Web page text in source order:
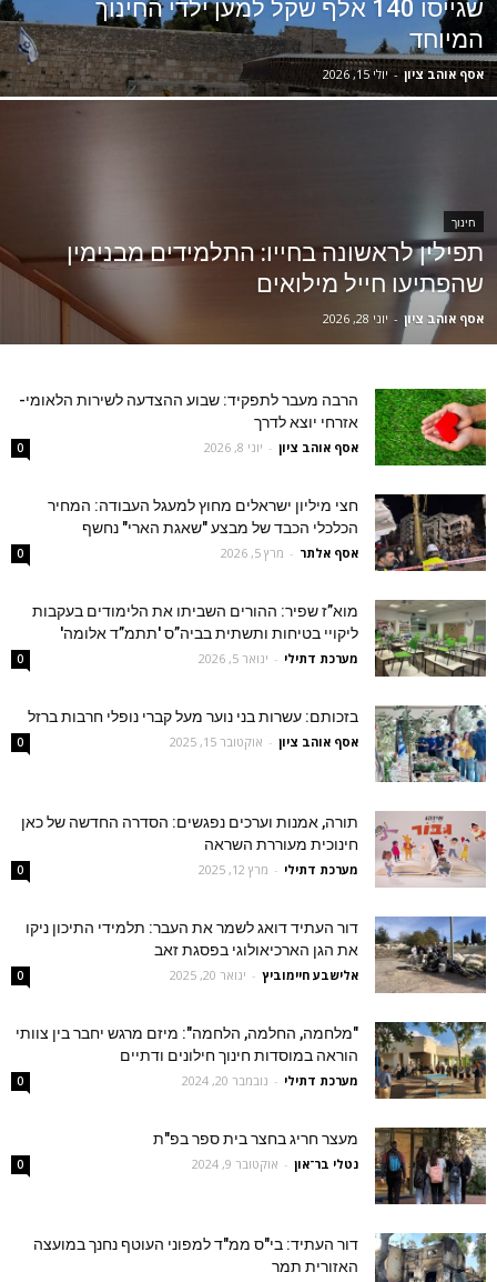
שגייסו 140 אלף שקל למען ילדי החינוך
המיוחד
אסף אוהב ציון - יולי 15, 2026
חינוך
תפילין לראשונה בחייו: התלמידים מבנימין
שהפתיעו חייל מילואים
אסף אוהב ציון - יוני 28, 2026
הרבה מעבר לתפקיד: שבוע ההצדעה לשירות הלאומי-
אזרחי יוצא לדרך
אסף אוהב ציון - יוני 8, 2026 0
חצי מיליון ישראלים מחוץ למעגל העבודה: המחיר
הכלכלי הכבד של מבצע "שאגת הארי" נחשף
אסף אלתר - מרץ 5, 2026 0
מוא”ז שפיר: ההורים השביתו את הלימודים בעקבות
ליקויי בטיחות ותשתית בביה”ס 'תתמ”ד אלומה'
מערכת דתילי - ינואר 5, 2026 0
בזכותם: עשרות בני נוער מעל קברי נופלי חרבות ברזל
אסף אוהב ציון - אוקטובר 15, 2025 0
תורה, אמנות וערכים נפגשים: הסדרה החדשה של כאן
חינוכית מעוררת השראה
מערכת דתילי - מרץ 12, 2025 0
דור העתיד דואג לשמר את העבר: תלמידי התיכון ניקו
את הגן הארכיאולוגי בפסגת זאב
‫אלישבע חיימוביץ - ינואר 20, 2025 0
"מלחמה, החלמה, הלחמה": מיזם מרגש יחבר בין צוותי
הוראה במוסדות חינוך חילונים ודתיים
מערכת דתילי - נובמבר 20, 2024 0
מעצר חריג בחצר בית ספר בפ"ת
נטלי בר־און - אוקטובר 9, 2024 0
דור העתיד: בי"ס ממ"ד למפוני העוטף נחנך במועצה
האזורית תמר